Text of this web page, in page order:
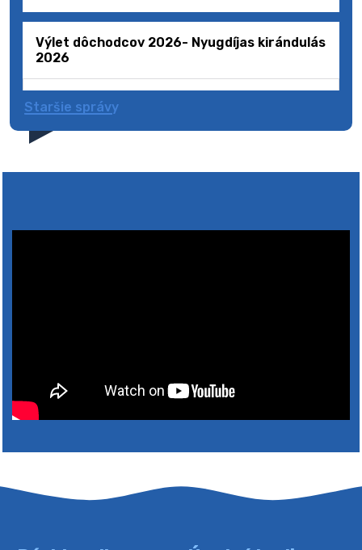
Výlet dôchodcov 2026- Nyugdíjas kirándulás
2026
4. augusta 2026 10:05
Zberný dvor-Gyűjtőudvar
bude zberný dvor zatvorený. Értesítjük a lakosokat,
Staršie správy